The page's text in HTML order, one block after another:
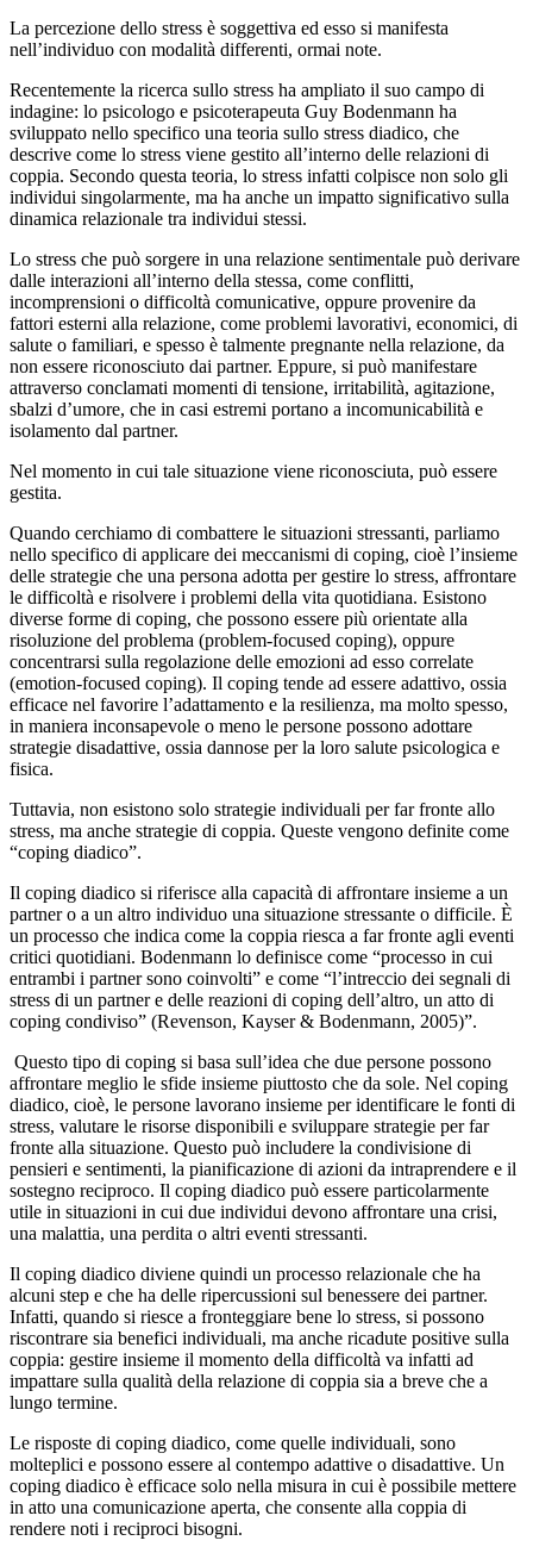
La percezione dello stress è soggettiva ed esso si manifesta
nell’individuo con modalità differenti, ormai note.
Recentemente la ricerca sullo stress ha ampliato il suo campo di
indagine: lo psicologo e psicoterapeuta Guy Bodenmann ha
sviluppato nello specifico una teoria sullo stress diadico, che
descrive come lo stress viene gestito all’interno delle relazioni di
coppia. Secondo questa teoria, lo stress infatti colpisce non solo gli
individui singolarmente, ma ha anche un impatto significativo sulla
dinamica relazionale tra individui stessi.
Lo stress che può sorgere in una relazione sentimentale può derivare
dalle interazioni all’interno della stessa, come conflitti,
incomprensioni o difficoltà comunicative, oppure provenire da
fattori esterni alla relazione, come problemi lavorativi, economici, di
salute o familiari, e spesso è talmente pregnante nella relazione, da
non essere riconosciuto dai partner. Eppure, si può manifestare
attraverso conclamati momenti di tensione, irritabilità, agitazione,
sbalzi d’umore, che in casi estremi portano a incomunicabilità e
isolamento dal partner.
Nel momento in cui tale situazione viene riconosciuta, può essere
gestita.
Quando cerchiamo di combattere le situazioni stressanti, parliamo
nello specifico di applicare dei meccanismi di coping, cioè l’insieme
delle strategie che una persona adotta per gestire lo stress, affrontare
le difficoltà e risolvere i problemi della vita quotidiana. Esistono
diverse forme di coping, che possono essere più orientate alla
risoluzione del problema (problem-focused coping), oppure
concentrarsi sulla regolazione delle emozioni ad esso correlate
(emotion-focused coping). Il coping tende ad essere adattivo, ossia
efficace nel favorire l’adattamento e la resilienza, ma molto spesso,
in maniera inconsapevole o meno le persone possono adottare
strategie disadattive, ossia dannose per la loro salute psicologica e
fisica.
Tuttavia, non esistono solo strategie individuali per far fronte allo
stress, ma anche strategie di coppia. Queste vengono definite come
“coping diadico”.
Il coping diadico si riferisce alla capacità di affrontare insieme a un
partner o a un altro individuo una situazione stressante o difficile. È
un processo che indica come la coppia riesca a far fronte agli eventi
critici quotidiani. Bodenmann lo definisce come “processo in cui
entrambi i partner sono coinvolti” e come “l’intreccio dei segnali di
stress di un partner e delle reazioni di coping dell’altro, un atto di
coping condiviso” (Revenson, Kayser & Bodenmann, 2005)”.
Questo tipo di coping si basa sull’idea che due persone possono
affrontare meglio le sfide insieme piuttosto che da sole. Nel coping
diadico, cioè, le persone lavorano insieme per identificare le fonti di
stress, valutare le risorse disponibili e sviluppare strategie per far
fronte alla situazione. Questo può includere la condivisione di
pensieri e sentimenti, la pianificazione di azioni da intraprendere e il
sostegno reciproco. Il coping diadico può essere particolarmente
utile in situazioni in cui due individui devono affrontare una crisi,
una malattia, una perdita o altri eventi stressanti.
Il coping diadico diviene quindi un processo relazionale che ha
alcuni step e che ha delle ripercussioni sul benessere dei partner.
Infatti, quando si riesce a fronteggiare bene lo stress, si possono
riscontrare sia benefici individuali, ma anche ricadute positive sulla
coppia: gestire insieme il momento della difficoltà va infatti ad
impattare sulla qualità della relazione di coppia sia a breve che a
lungo termine.
Le risposte di coping diadico, come quelle individuali, sono
molteplici e possono essere al contempo adattive o disadattive. Un
coping diadico è efficace solo nella misura in cui è possibile mettere
in atto una comunicazione aperta, che consente alla coppia di
rendere noti i reciproci bisogni.